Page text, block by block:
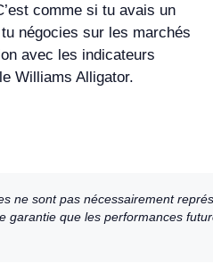
comme si tu avais un
négocies sur les marchés
avec les indicateurs
Williams Alligator.
ne sont pas nécessairement
garantie que les performances